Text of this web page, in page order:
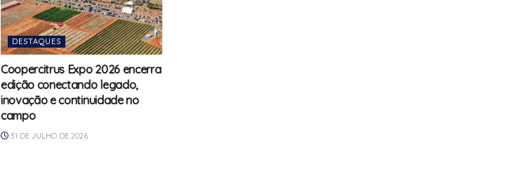
DESTAQUES
Coopercitrus Expo 2026 encerra
edição conectando legado,
inovação e continuidade no
campo
31 DE JULHO DE 2026